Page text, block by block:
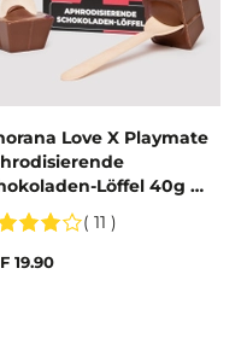
Love X Playmate
Löffel 40g x
( 11 )
19.90